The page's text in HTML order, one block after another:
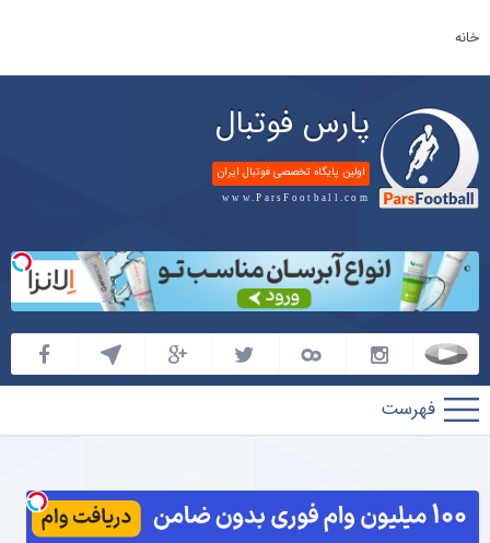
خانه
پارس فوتبال
اولین پایگاه تخصصی فوتبال ایران
www.ParsFootball.com
پارس
فوتبال